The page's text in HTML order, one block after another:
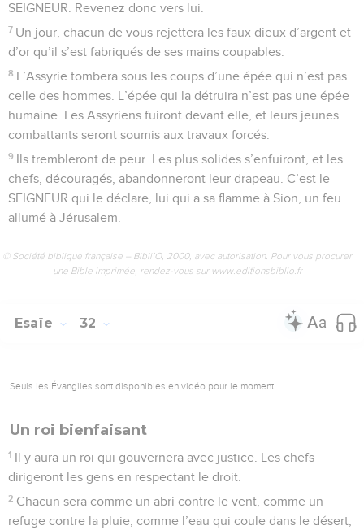
SEIGNEUR. Revenez donc vers lui.
7 Un jour, chacun de vous rejettera les faux dieux d’argent et
d’or qu’il s’est fabriqués de ses mains coupables.
8 L’Assyrie tombera sous les coups d’une épée qui n’est pas
celle des hommes. L’épée qui la détruira n’est pas une épée
humaine. Les Assyriens fuiront devant elle, et leurs jeunes
combattants seront soumis aux travaux forcés.
9 Ils trembleront de peur. Les plus solides s’enfuiront, et les
chefs, découragés, abandonneront leur drapeau. C’est le
SEIGNEUR qui le déclare, lui qui a sa flamme à Sion, un feu
allumé à Jérusalem.
© Société biblique française – Bibli’O, 2000, avec autorisation. Pour vous procurer
une Bible imprimée, rendez-vous sur www.editionsbiblio.fr
Esaïe 32
Seuls les Évangiles sont disponibles en vidéo pour le moment.
Un roi bienfaisant
1 Il y aura un roi qui gouvernera avec justice. Les chefs
dirigeront les gens en respectant le droit.
2 Chacun sera comme un abri contre le vent, comme un
refuge contre la pluie, comme l’eau qui coule dans le désert,